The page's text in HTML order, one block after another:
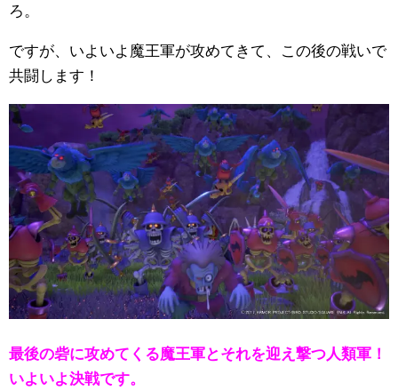
ろ。
ですが、いよいよ魔王軍が攻めてきて、この後の戦いで
共闘します！
最後の砦に攻めてくる魔王軍とそれを迎え撃つ人類軍！
いよいよ決戦です。